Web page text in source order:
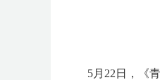
5月22日，《